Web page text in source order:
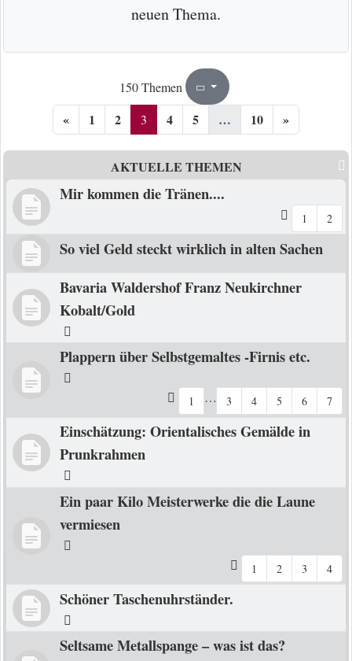
neuen Thema.
150 Themen Seite3
« 1 2 3 4 5 … 10 »
AKTUELLE THEMEN
Mir kommen die Tränen....
1 2
So viel Geld steckt wirklich in alten Sachen
Bavaria Waldershof Franz Neukirchner
Kobalt/Gold
Plappern über Selbstgemaltes -Firnis etc.
1 … 3 4 5 6 7
Einschätzung: Orientalisches Gemälde in
Prunkrahmen
Ein paar Kilo Meisterwerke die die Laune
vermiesen
1 2 3 4
Schöner Taschenuhrständer.
Seltsame Metallspange – was ist das?